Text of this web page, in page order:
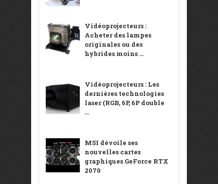
Vidéoprojecteurs :
Acheter des lampes
originales ou des
hybrides moins ...
Vidéoprojecteurs : Les
dernières technologies
laser (RGB, 6P, 6P double
...
MSI dévoile ses
nouvelles cartes
graphiques GeForce RTX
2070